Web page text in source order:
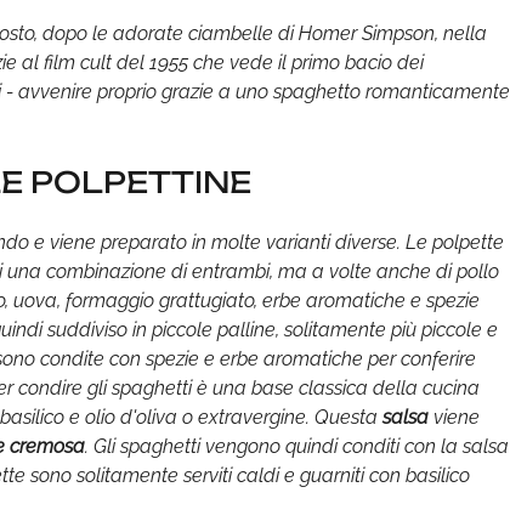
dopo le adorate ciambelle di Homer Simpson, nella
al film cult del 1955 che vede il primo bacio dei
avvenire proprio grazie a uno spaghetto romanticamente
POLPETTINE
e viene preparato in molte varianti diverse. Le polpette
combinazione di entrambi, ma a volte anche di pollo
formaggio grattugiato, erbe aromatiche e spezie
suddiviso in piccole palline, solitamente più piccole e
condite con spezie e erbe aromatiche per conferire
condire gli spaghetti è una base classica della cucina
e olio d'oliva o extravergine. Questasalsa viene
cremosa. Gli spaghetti vengono quindi conditi con la salsa
sono solitamente serviti caldi e guarniti con basilico